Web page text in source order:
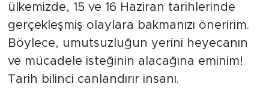
ülkemizde, 15 ve 16 Haziran tarihlerinde
gerçekleşmiş olaylara bakmanızı öneririm.
Böylece, umutsuzluğun yerini heyecanın
ve mücadele isteğinin alacağına eminim!
Tarih bilinci canlandırır insanı.